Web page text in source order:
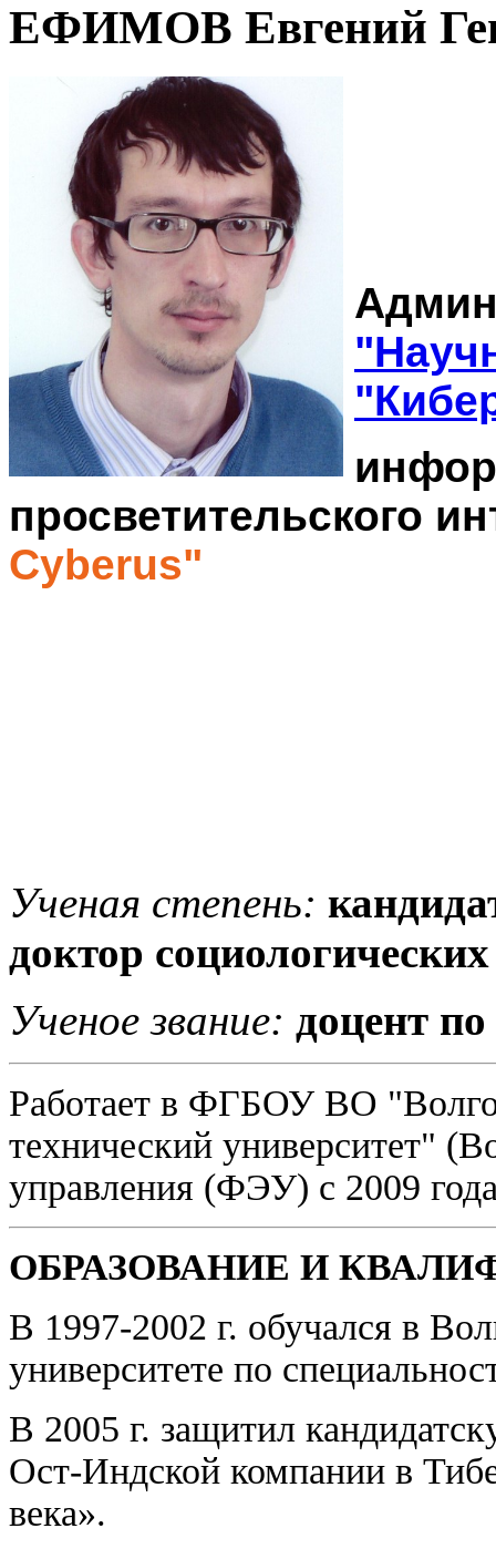
ЕФИМОВ Евгений
просветительского
Cyberus"
Ученая степень:
доктор
Ученое звание: доцент
Работает в ФГБОУ ВО
технический университет"
управления (ФЭУ) с 2009
ОБРАЗОВАНИЕ И
В 1997-2002 г. обучался в
университете по
В 2005 г. защитил
Ост-Индской компании в
века».